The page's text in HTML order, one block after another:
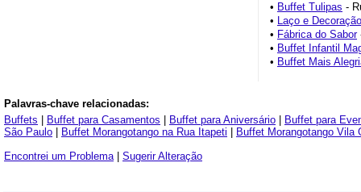
• Buffet Tulipas -
• Laço e Decoração
• Fábrica do Sabor
• Buffet Infantil
• Buffet Mais
Palavras-chave relacionadas:
Buffets
Buffet para Casamentos Buffet para Aniversário
Buffet para
São Paulo
Buffet Morangotango na Rua Itapeti
Buffet Morangotango Vila
Encontrei um Problema| Sugerir Alteração